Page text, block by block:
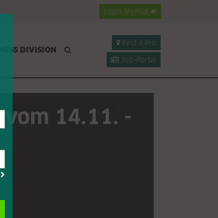
Login MyPGA
DIVISION
Find a Pro
Job-Portal
14.11. -